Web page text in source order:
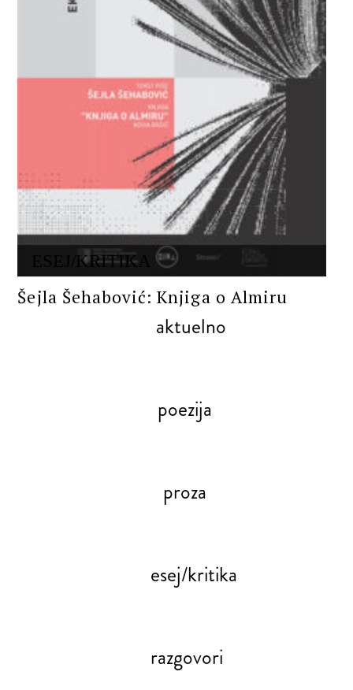
ESEJ/KRITIKA
Šejla Šehabović: Knjiga o Almiru
aktuelno
poezija
proza
esej/kritika
razgovori